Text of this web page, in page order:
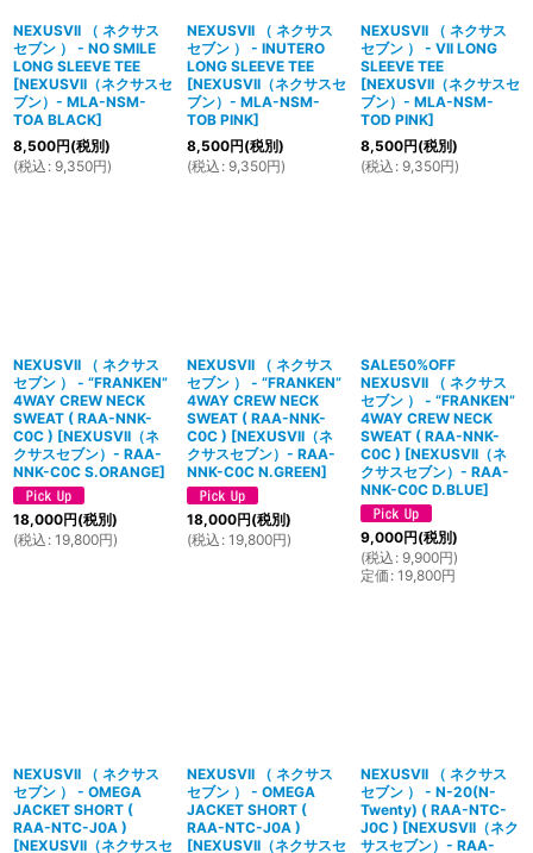
NEXUSVII （ ネクサス
セブン ） - NO SMILE
LONG SLEEVE TEE
[NEXUSVII（ネクサスセ
ブン）- MLA-NSM-
TOA BLACK]
8,500円(税別)
(税込 : 9,350円)
NEXUSVII （ ネクサス
セブン ） - INUTERO
LONG SLEEVE TEE
[NEXUSVII（ネクサスセ
ブン）- MLA-NSM-
TOB PINK]
8,500円(税別)
(税込 : 9,350円)
NEXUSVII （ ネクサス
セブン ） - VII LONG
SLEEVE TEE
[NEXUSVII（ネクサスセ
ブン）- MLA-NSM-
TOD PINK]
8,500円(税別)
(税込 : 9,350円)
NEXUSVII （ ネクサス
セブン ） - “FRANKEN”
4WAY CREW NECK
SWEAT ( RAA-NNK-
C0C ) [NEXUSVII（ネ
クサスセブン）- RAA-
NNK-C0C S.ORANGE]
18,000円(税別)
(税込 : 19,800円)
NEXUSVII （ ネクサス
セブン ） - “FRANKEN”
4WAY CREW NECK
SWEAT ( RAA-NNK-
C0C ) [NEXUSVII（ネ
クサスセブン）- RAA-
NNK-C0C N.GREEN]
18,000円(税別)
(税込 : 19,800円)
SALE50%OFF
NEXUSVII （ ネクサス
セブン ） - “FRANKEN”
4WAY CREW NECK
SWEAT ( RAA-NNK-
C0C ) [NEXUSVII（ネ
クサスセブン）- RAA-
NNK-C0C D.BLUE]
9,000円(税別)
(税込 : 9,900円)
定価 : 19,800円
NEXUSVII （ ネクサス
セブン ） - OMEGA
JACKET SHORT (
RAA-NTC-J0A )
[NEXUSVII（ネクサスセ
NEXUSVII （ ネクサス
セブン ） - OMEGA
JACKET SHORT (
RAA-NTC-J0A )
[NEXUSVII（ネクサスセ
NEXUSVII （ ネクサス
セブン ） - N-20(N-
Twenty) ( RAA-NTC-
J0C ) [NEXUSVII（ネク
サスセブン）- RAA-